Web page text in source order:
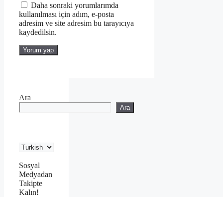
Daha sonraki yorumlarımda
kullanılması için adım, e-posta
adresim ve site adresim bu tarayıcıya
kaydedilsin.
Ara
Ara
Sosyal
Medyadan
Takipte
Kalın!